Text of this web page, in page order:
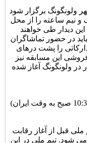
ولونگونگ برگزار شود
نیم ساعته را از محل
دیدار طی خواهند
در حضور تماشاگران
را پشت درهای
این مسابقه نیز
در ولونگونگ آغاز شده
این دیدار از ساعت 18 به وقت محلی (10:30 صبح به وقت ایران)
ملی قبل از آغاز رقابت
آسیا 2015 محسوب می شود. تیم ملی در این